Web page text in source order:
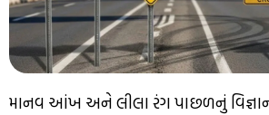
માનવ આંખ અને લીલા રંગ પાછળનું